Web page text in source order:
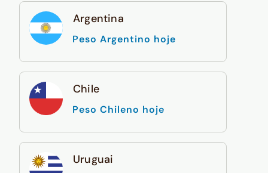
Argentina
Peso Argentino hoje
Chile
Peso Chileno hoje
Uruguai